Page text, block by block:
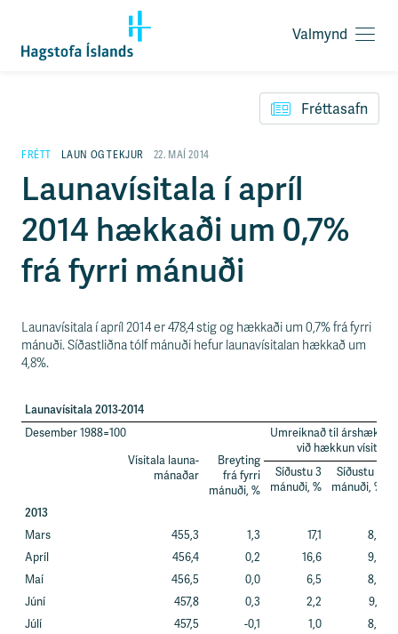
O
v
m
y
n
d
Valmynd
Fréttasafn
FRÉTT LAUN OG TEKJUR 22. MAÍ 2014
Launavísitala í apríl
2014 hækkaði um 0,7%
frá fyrri mánuði
Launavísitala í apríl 2014 er 478,4 stig og hækkaði um 0,7% frá fyrri
mánuði. Síðastliðna tólf mánuði hefur launavísitalan hækkað um
4,8%.
Launavísitala 2013-2014
Desember 1988=100
Umreiknað til
við hækkun
Vísitala launa-
mánaðar
Breyting
frá fyrri
mánuði, %
Síðustu 3
mánuði, %
Síðustu 6
mánuði, %
2013
Mars
455,3 1,3 17,1
8,9
Apríl
456,4 0,2 16,6
9,2
Maí
456,5 0,0 6,5
8,8
Júní
457,8 0,3 2,2
9,4
Júlí
457,5 -0,1 1,0
8,5